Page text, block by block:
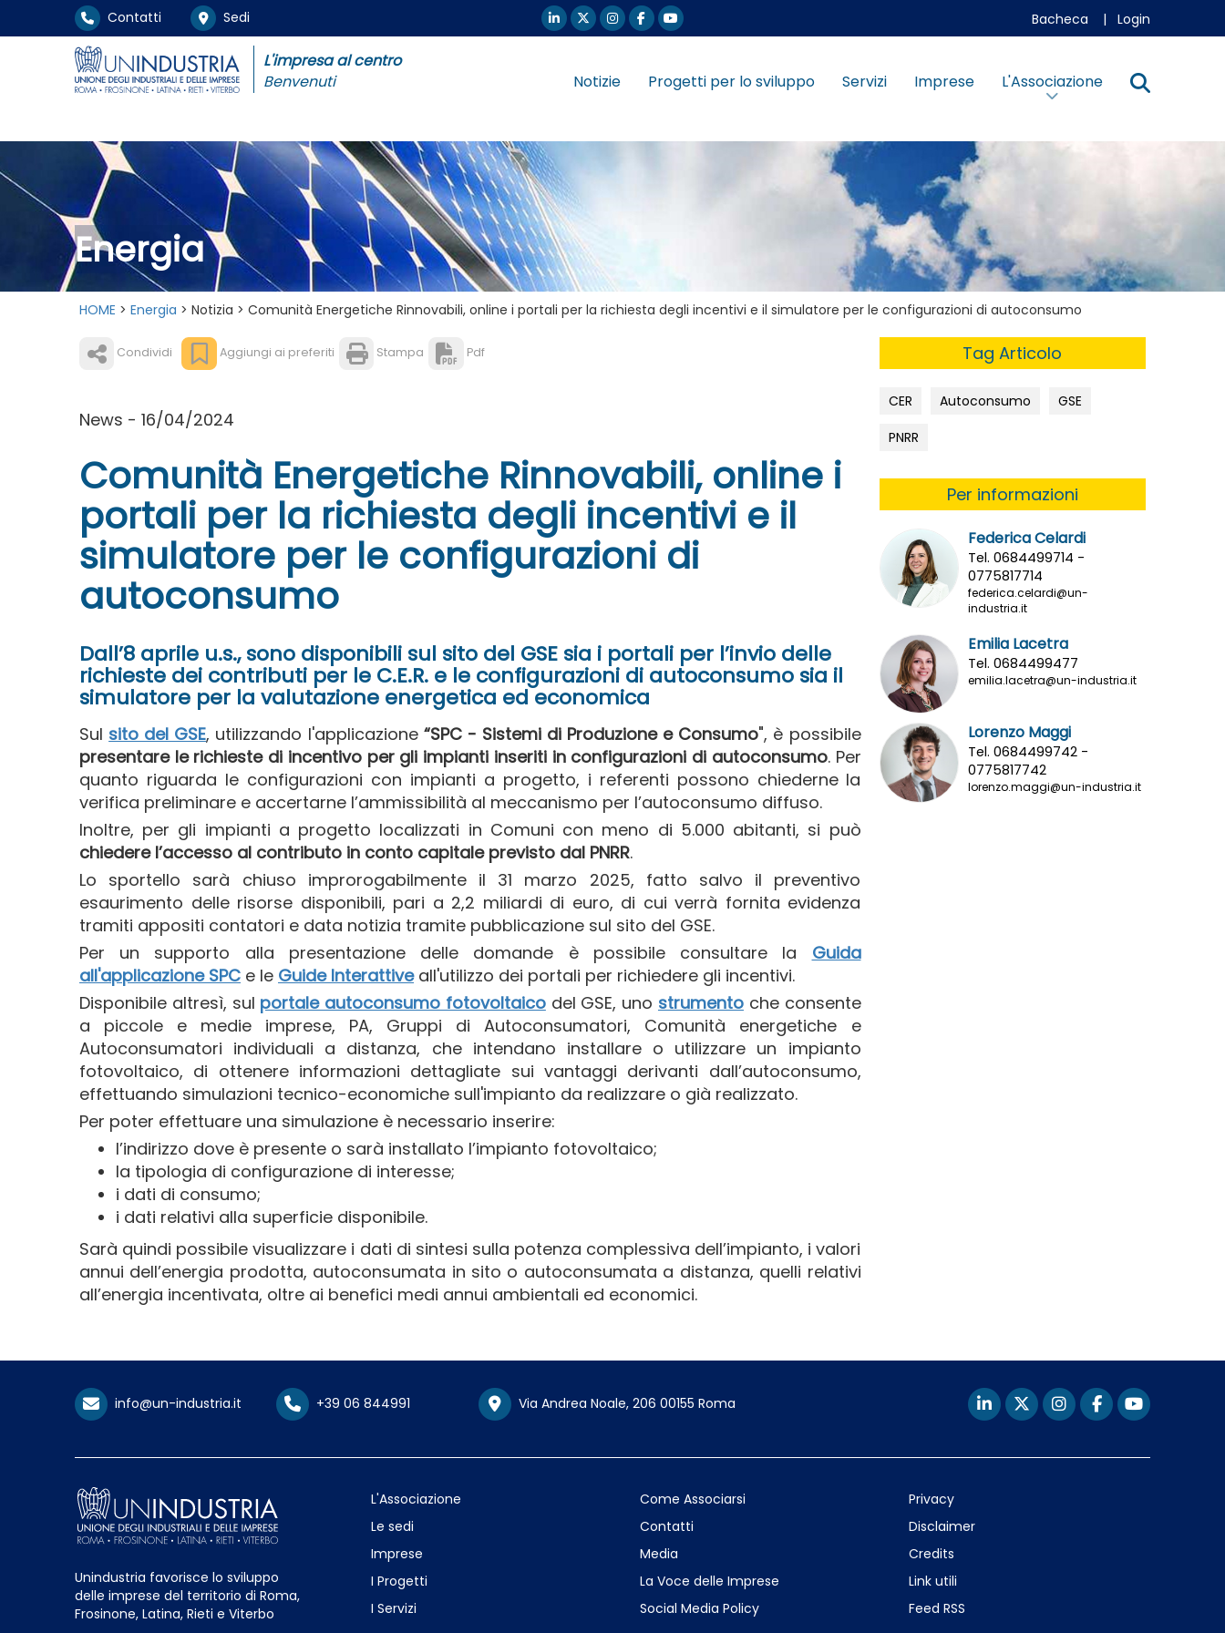
Contatti Sedi Bacheca | Login
L'impresa al centro
Benvenuti
Notizie Progetti per lo sviluppo Servizi Imprese L'Associazione
Energia
HOME > Energia > Notizia > Comunità Energetiche Rinnovabili, online i portali per la richiesta degli incentivi e il simulatore per le configurazioni di autoconsumo
Condividi Aggiungi ai preferiti Stampa Pdf
News - 16/04/2024
Comunità Energetiche Rinnovabili, online i
portali per la richiesta degli incentivi e il
simulatore per le configurazioni di
autoconsumo
Dall’8 aprile u.s., sono disponibili sul sito del GSE sia i portali per l’invio delle
richieste dei contributi per le C.E.R. e le configurazioni di autoconsumo sia il
simulatore per la valutazione energetica ed economica
Sul sito del GSE, utilizzando l'applicazione “SPC - Sistemi di Produzione e Consumo", è possibile
presentare le richieste di incentivo per gli impianti inseriti in configurazioni di autoconsumo. Per
quanto riguarda le configurazioni con impianti a progetto, i referenti possono chiederne la
verifica preliminare e accertarne l’ammissibilità al meccanismo per l’autoconsumo diffuso.
Inoltre, per gli impianti a progetto localizzati in Comuni con meno di 5.000 abitanti, si può
chiedere l’accesso al contributo in conto capitale previsto dal PNRR.
Lo sportello sarà chiuso improrogabilmente il 31 marzo 2025, fatto salvo il preventivo
esaurimento delle risorse disponibili, pari a 2,2 miliardi di euro, di cui verrà fornita evidenza
tramiti appositi contatori e data notizia tramite pubblicazione sul sito del GSE.
Per un supporto alla presentazione delle domande è possibile consultare la Guida
all'applicazioneSPC e le Guide Interattiveall'utilizzo dei portali per richiedere gli incentivi.
Disponibile altresì, sul portale autoconsumo fotovoltaicodel GSE, uno strumentoche consente
a piccole e medie imprese, PA, Gruppi di Autoconsumatori, Comunità energetiche e
Autoconsumatori individuali a distanza, che intendano installare o utilizzare un impianto
fotovoltaico, di ottenere informazioni dettagliate sui vantaggi derivanti dall’autoconsumo,
effettuando simulazioni tecnico-economiche sull'impianto da realizzare o già realizzato.
Per poter effettuare una simulazione è necessario inserire:
l’indirizzo dove è presente o sarà installato l’impianto fotovoltaico;
la tipologia di configurazione di interesse;
i dati di consumo;
i dati relativi alla superficie disponibile.
Sarà quindi possibile visualizzare i dati di sintesi sulla potenza complessiva dell’impianto, i valori
annui dell’energia prodotta, autoconsumata in sito o autoconsumata a distanza, quelli relativi
all’energia incentivata, oltre ai benefici medi annui ambientali ed economici.
Tag Articolo
CER Autoconsumo
GSE
PNRR
Per informazioni
Federica Celardi
Tel. 0684499714 -
0775817714
federica.celardi@un-
industria.it
Emilia Lacetra
Tel. 0684499477
emilia.lacetra@un-industria.it
Lorenzo Maggi
Tel. 0684499742 -
0775817742
lorenzo.maggi@un-industria.it
info@un-industria.it +39 06 844991 Via Andrea Noale, 206 00155 Roma
Unindustria favorisce lo sviluppo
delle imprese del territorio di Roma,
Frosinone, Latina, Rieti e Viterbo
L'Associazione
Le sedi
Imprese
I Progetti
I Servizi
Come Associarsi
Contatti
Media
La Voce delle Imprese
Social Media Policy
Privacy
Disclaimer
Credits
Link utili
Feed RSS